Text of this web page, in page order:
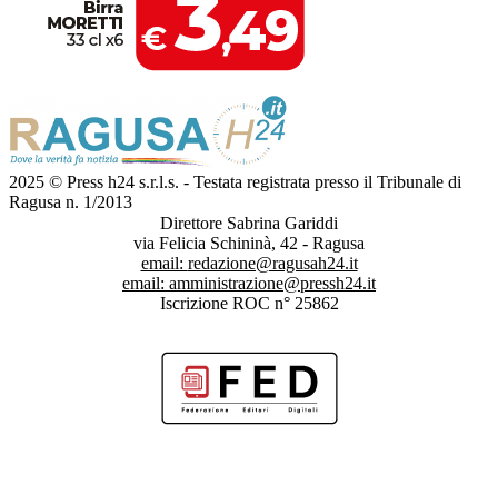
2025 © Press h24 s.r.l.s. - Testata registrata presso il Tribunale di
Ragusa n. 1/2013
Direttore Sabrina Gariddi
via Felicia Schininà, 42 - Ragusa
email: redazione@ragusah24.it
email: amministrazione@pressh24.it
Iscrizione ROC n° 25862